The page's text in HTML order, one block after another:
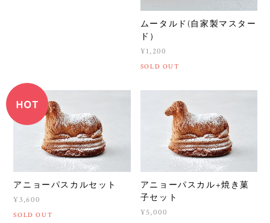
ムータルド(自家製マスター
ド）
¥1,200
SOLD OUT
アニョーパスカルセット
¥3,600
SOLD OUT
アニョーパスカル+焼き菓
子セット
¥5,000